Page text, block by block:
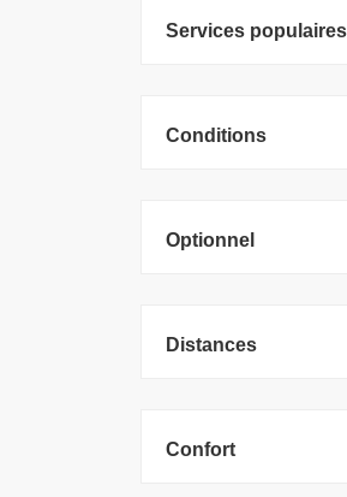
Services populaires
Conditions
Optionnel
Distances
Confort